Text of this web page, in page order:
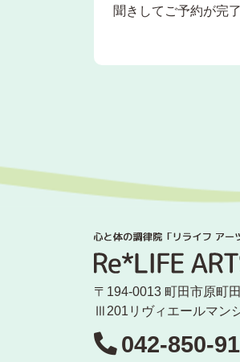
聞きしてご予約が完
〒194-0013 町田市原町
Ⅲ201リヴィエールマン
042-850-